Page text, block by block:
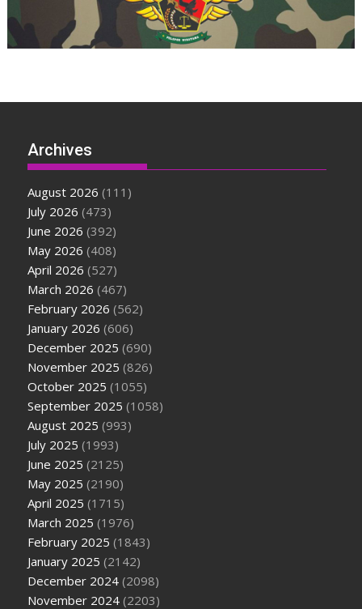
Archives
August 2026 (111)
July 2026 (473)
June 2026 (392)
May 2026 (408)
April 2026 (527)
March 2026 (467)
February 2026 (562)
January 2026 (606)
December 2025 (690)
November 2025 (826)
October 2025 (1055)
September 2025 (1058)
August 2025 (993)
July 2025 (1993)
June 2025 (2125)
May 2025 (2190)
April 2025 (1715)
March 2025 (1976)
February 2025 (1843)
January 2025 (2142)
December 2024 (2098)
November 2024 (2203)